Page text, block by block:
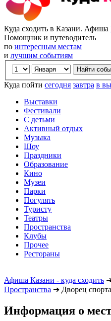
Куда сходить в Казани. Афиша
Помощник и путеводитель
по интересным местам
и лучшим событиям
Куда пойти сегодня завтра в
Выставки
Фестивали
С детьми
Активный отдых
Музыка
Шоу
Праздники
Образование
Кино
Музеи
Парки
Погулять
Туристу
Театры
Пространства
Клубы
Прочее
Рестораны
Афиша Казани - куда сходить
Пространства ➔ Дворец спорта
Информация о